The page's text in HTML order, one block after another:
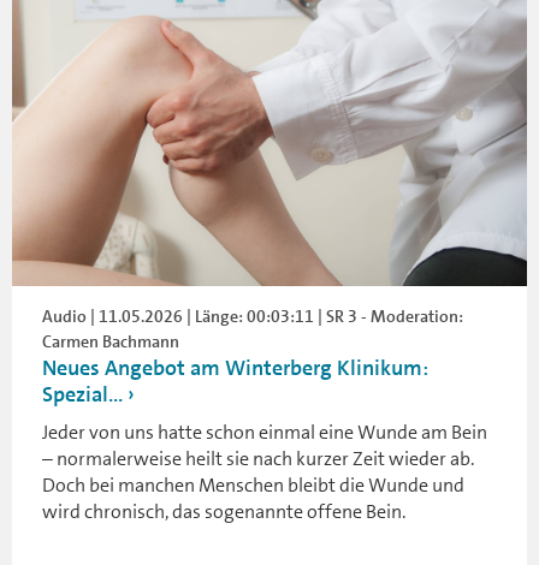
Audio | 11.05.2026 | Länge: 00:03:11 | SR 3 - Moderation:
Carmen Bachmann
Neues Angebot am Winterberg Klinikum:
Spezial...
Jeder von uns hatte schon einmal eine Wunde am Bein
– normalerweise heilt sie nach kurzer Zeit wieder ab.
Doch bei manchen Menschen bleibt die Wunde und
wird chronisch, das sogenannte offene Bein.